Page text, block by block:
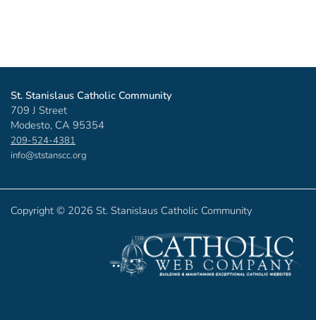
St. Stanislaus Catholic Community
709 J Street
Modesto, CA 95354
209-524-4381
info@ststanscc.org
Copyright © 2026 St. Stanislaus Catholic Community